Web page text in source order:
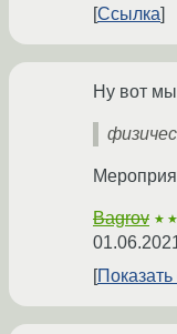
Ссылка
Ну вот
Bagrov
Показать